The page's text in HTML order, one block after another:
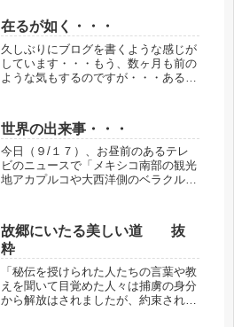
上に、生命（いのち）の根源であるア
メノミナカヌシノミコト様が降りてく
るのが...
在るが如く・・・
久しぶりにブログを書くような感じが
しています・・・もう、数ヶ月も前の
ような気もするのですが・・・ある仲
今まで前例のない初めてのケースで関
わりました。私（サラ）個人や複数人
の...
世界の出来事・・・
今日（９/１７）、お昼前のあるテレ
ビのニュースで「メキシコ南部の観光
地アカプルコや大西洋側のベラクルス
に見舞われ少なくとも４１人が死亡。
オソリオ内相によると国土の３分の２
に...
故郷にいたる美しい道 抜
粋
「秘伝を授けられた人たちの言葉や教
えを聞いて目覚めた人々は捕虜の身分
から解放はされましたが、約束された